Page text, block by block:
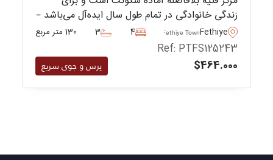
زندگی خانوادگی در تمام طول سال ایده‌آل می‌باشد –
این فرصتی است که نمی‌خواهید از دست بدهید.
Fethiye
Fethiye Town
4
3 130 متر مربع
Ref: PTFS125243
$464.000 پرس و جوی سریع